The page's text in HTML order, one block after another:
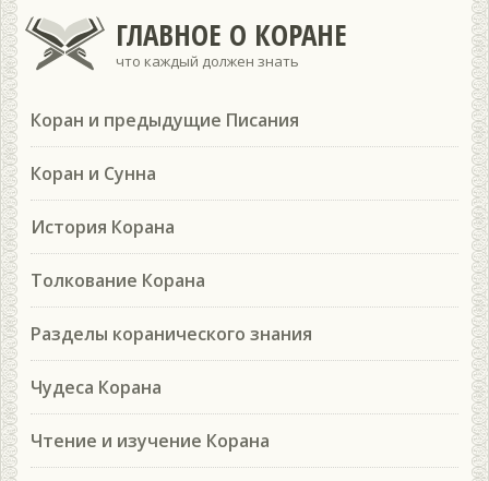
ГЛАВНОЕ О КОРАНЕ
что каждый должен знать
Коран и предыдущие Писания
Коран и Сунна
История Корана
Толкование Корана
Разделы коранического знания
Чудеса Корана
Чтение и изучение Корана